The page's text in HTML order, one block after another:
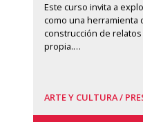
Este curso invita a
como una herramienta
construcción de
propia.…
ARTE Y CULTURA /